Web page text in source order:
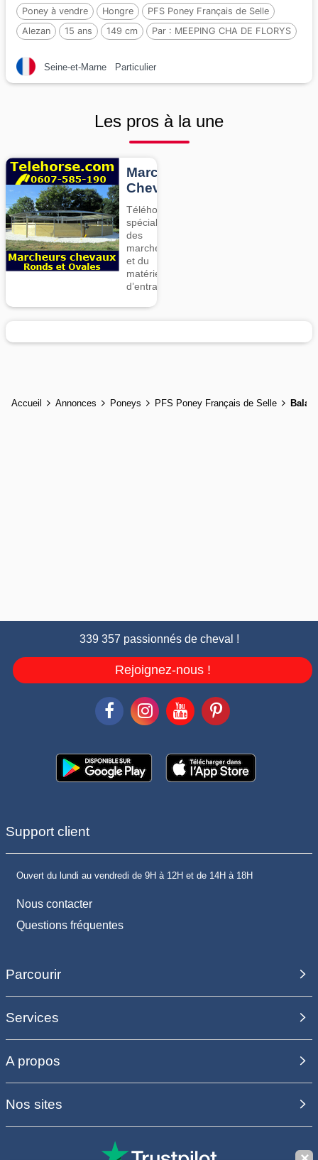
Poney à vendre Hongre
PFS Poney Français de Selle
Alezan
15 ans 149 cm Par : MEEPING CHA DE FLORYS
Seine-et-Marne Particulier
Les pros à la une
Marcheurs
Chevaux
Téléhorse,
spécialiste
des
marcheurs
et du
matériel
d’entrainement
Accueil Annonces Poneys PFS Poney Français de Selle
339 357 passionnés de cheval !
Rejoignez-nous !
Support client
Ouvert du lundi au vendredi de 9H à 12H et de 14H à 18H
Nous contacter
Questions fréquentes
Parcourir
Services
A propos
Nos sites